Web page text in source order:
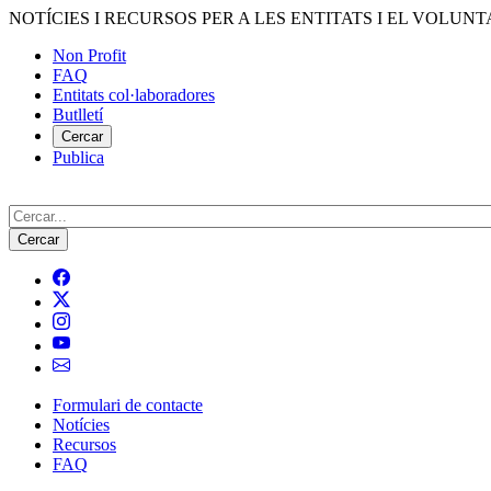
Vés
contingut
NOTÍCIES I RECURSOS PER A LES ENTITATS I EL
Menú
del
compte
d'usuari
Non Profit
FAQ
Entitats col·laboradores
Butlletí
Cercar
Publica
Cerca
Navegació
principal
Formulari de contacte
Notícies
Recursos
FAQ